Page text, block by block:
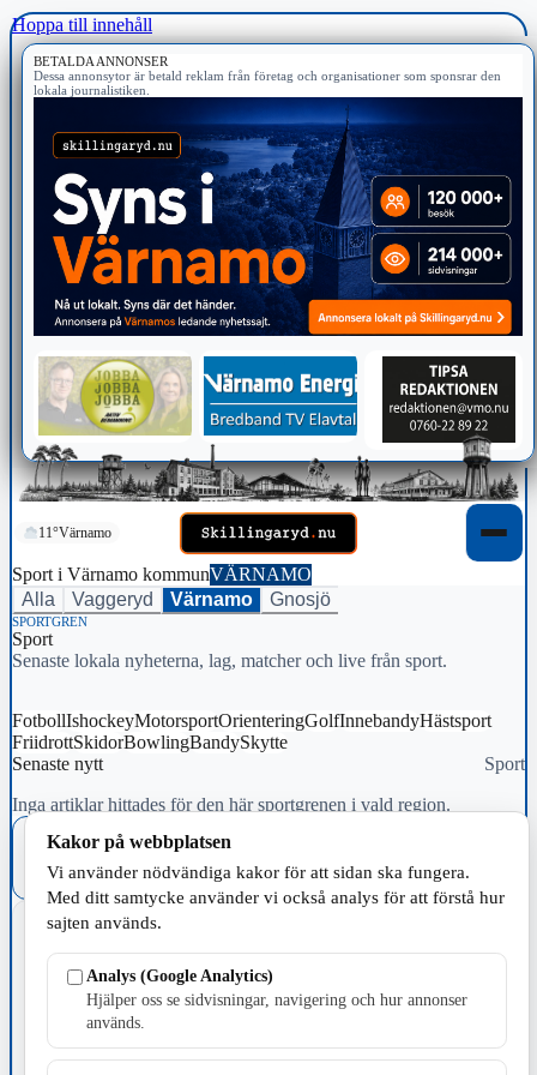
Hoppa till innehåll
BETALDA ANNONSER
Dessa annonsytor är betald reklam från företag och organisationer som sponsrar den
lokala journalistiken.
11°Värnamo
Sport i Värnamo kommunVÄRNAMO
Alla
Vaggeryd Värnamo Gnosjö
SPORTGREN
Sport
Senaste lokala nyheterna, lag, matcher och live från sport.
FotbollIshockeyMotorsportOrienteringGolfInnebandyHästsport
FriidrottSkidorBowlingBandySkytte
Senaste nytt
Sport
Inga artiklar hittades för den här sportgrenen i vald region.
Föregående
BETALDA ANNONSER
Annonsytor i detta sidofält är reklam från de företag och organisationer som valt att
Kakor på webbplatsen
Vi använder nödvändiga kakor för att sidan ska fungera.
Med ditt samtycke använder vi också analys för att förstå hur
sajten används.
Analys (Google Analytics)
Hjälper oss se sidvisningar, navigering och hur annonser
används.